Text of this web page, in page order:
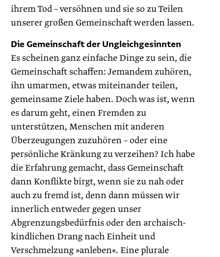
ihrem Tod – versöhnen und sie so zu Teilen
unserer großen Gemeinschaft werden lassen.
Die Gemeinschaft der Ungleichgesinnten
Es scheinen ganz einfache Dinge zu sein, die
Gemeinschaft schaffen: Jemandem zuhören,
ihn umarmen, etwas miteinander teilen,
gemeinsame Ziele haben. Doch was ist, wenn
es darum geht, einen Fremden zu
unterstützen, Menschen mit anderen
Überzeugungen zuzuhören – oder eine
persönliche Kränkung zu verzeihen? Ich habe
die Erfahrung gemacht, dass Gemeinschaft
dann Konflikte birgt, wenn sie zu nah oder
auch zu fremd ist, denn dann müssen wir
innerlich entweder gegen unser
Abgrenzungsbedürfnis oder den archaisch-
kindlichen Drang nach Einheit und
Verschmelzung »anleben«. Eine plurale